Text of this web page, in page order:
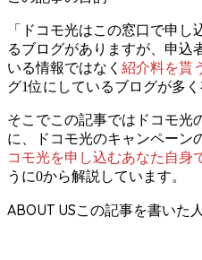
「ドコモ光はこの窓口で申
るブログがありますが、 申込
いる情報ではなく 紹介料を貰
グ1位にしているブログが多く
そこでこの記事ではドコモ光
に、
ドコモ光のキャンペーン
コモ光を申し込むあなた自身
うに0から解説しています。
ABOUT US